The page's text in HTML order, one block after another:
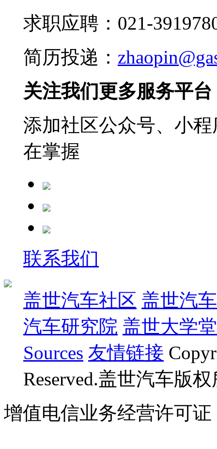
求职应聘：021-
简历投递：
关注我们更多服务平台
添加社区公众号、小
在掌握
联系我们
盖世汽车社区 盖世汽
汽车研究院 盖世大学堂
Sources 友情链接
Reserved.盖世汽车版
增值电信业务经营许可证